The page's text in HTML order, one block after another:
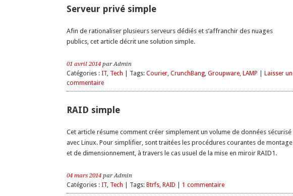
Serveur privé simple
Afin de rationaliser plusieurs serveurs dédiés et s’affranchir des nuages
publics, cet article décrit une solution simple.
01 avril 2014 par Admin
Catégories : IT, Tech | Tags: Courier, CrunchBang, Groupware, LAMP
Laisser un
commentaire
RAID simple
Cet article résume comment créer simplement un volume de données sécurisé
avec Linux. Pour simplifier, sont traitées les procédures courantes de montage
et de dimensionnement, à travers le cas usuel de la mise en miroir RAID1.
04 mars 2014 par Admin
Catégories : IT, Tech | Tags: Btrfs, RAID 1 commentaire